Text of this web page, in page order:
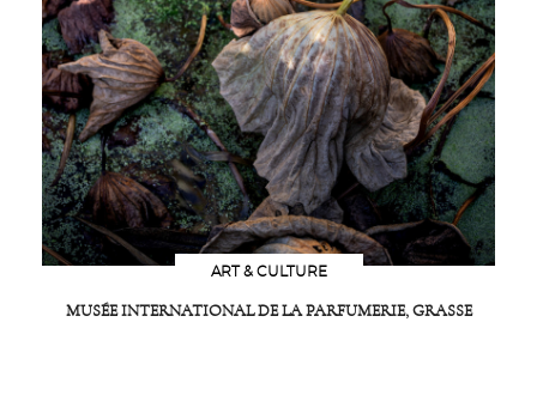
ART & CULTURE
MUSÉE INTERNATIONAL DE LA PARFUMERIE, GRASSE